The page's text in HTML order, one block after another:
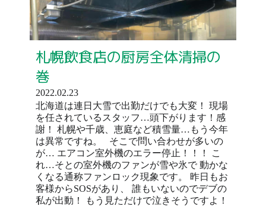
札幌飲食店の厨房全体清掃の
巻
2022.02.23
北海道は連日大雪で出勤だけでも大変！ 現場
を任されているスタッフ…頭下がります！感
謝！ 札幌や千歳、恵庭など積雪量…もう今年
は異常ですね。 そこで問い合わせが多いの
が… エアコン室外機のエラー停止！！！ こ
れ…そとの室外機のファンが雪や氷で 動かな
くなる通称ファンロック現象です。 昨日もお
客様からSOSがあり、 誰もいないのでデブの
私が出動！ もう見ただけで泣きそうですよ！